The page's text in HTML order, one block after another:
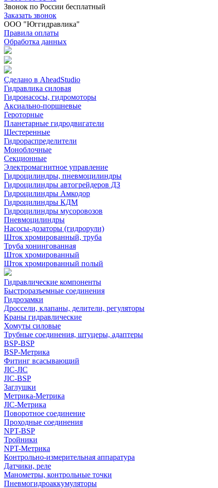
Звонок по России бесплатный
Заказать звонок
ООО "Юггидравлика"
Правила оплаты
Обработка данных
Сделано в AheadStudio
Гидравлика силовая
Гидронасосы, гидромоторы
Аксиально-поршневые
Героторные
Планетарные гидродвигатели
Шестеренные
Гидрораспределители
Моноблочные
Секционные
Электромагнитное управление
Гидроцилиндры, пневмоцилиндры
Гидроцилиндры автогрейдеров ДЗ
Гидроцилиндры Амкодор
Гидроцилиндры КДМ
Гидроцилиндры мусоровозов
Пневмоцилиндры
Насосы-дозаторы (гидрорули)
Шток хромированный, труба
Труба хонингованная
Шток хромированный
Шток хромированный полый
Гидравлические компоненты
Быстроразъемные соединения
Гидрозамки
Дроссели, клапаны, делители, регуляторы
Краны гидравлические
Хомуты силовые
Трубные соединения, штуцеры, адаптеры
BSP-BSP
BSP-Метрика
Фитинг всасывающий
JIC-JIC
JIC-BSP
Заглушки
Метрика-Метрика
JIC-Метрика
Поворотное соединение
Проходные соединения
NPT-BSP
Тройники
NPT-Метрика
Контрольно-измерительная аппаратура
Датчики, реле
Манометры, контрольные точки
Пневмогидроаккумуляторы